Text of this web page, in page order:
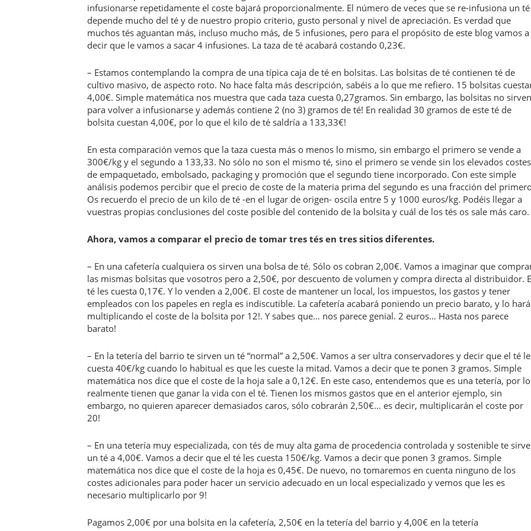
infusionarse repetidamente el coste bajará proporcionalmente. El número de veces que se re-infusiona un té
depende mucho del té y de nuestro propio criterio, gusto personal y nivel de apreciación. Es verdad que
muchos tés aguantan más, incluso mucho más, de 5 infusiones, pero para el propósito de este blog vamos a
decir que le vamos a sacar 4 infusiones. La taza de té acabará costando 0,23€.
– Estamos contemplando la compra de una típica caja de té en bolsitas. Las bolsitas de té contienen té de
cultivo masivo, de aspecto roto. No hace falta más descripción, sabéis a lo que me refiero. 15 bolsitas
4,00€. Simple matemática nos muestra que cada taza cuesta 0,27gramos. Sin embargo, las bolsitas no sirven
para volver a infusionarse y además contiene 2 (no 3) gramos de té! En realidad 30 gramos de este té de
bolsita cuestan 4,00€, por lo que el kilo de té saldría a 133,33€!
En esta comparación vemos que la taza cuesta más o menos lo mismo, sin embargo el primero se vende a
300€/kg y el segundo a 133,33. No sólo no son el mismo té, sino el primero se vende sin los elevados costes
de empaquetado, embolsado, packaging y promoción que el segundo tiene incorporado. Con este simple
análisis podemos percibir que el precio de coste de la materia prima del segundo es una fracción del
Os recuerdo el precio de un kilo de té -en el lugar de origen- oscila entre 5 y 1000 euros/kg. Podéis llegar a
vuestras propias conclusiones del coste posible del contenido de la bolsita y cuál de los tés os sale más caro.
Ahora, vamos a comparar el precio de tomar tres tés en tres sitios diferentes.
– En una cafetería cualquiera os sirven una bolsa de té. Sólo os cobran 2,00€. Vamos a imaginar que
las mismas bolsitas que vosotros pero a 2,50€, por descuento de volumen y compra directa al distribuidor.
té les cuesta 0,17€. Y lo venden a 2,00€. El coste de mantener un local, los impuestos, los gastos y tener
empleados con los papeles en regla es indiscutible. La cafetería acabará poniendo un precio barato, y lo hará
multiplicando el coste de la bolsita por 12!. Y sabes que… nos parece genial. 2 euros… Hasta nos parece
barato!
– En la tetería del barrio te sirven un té “normal” a 2,50€. Vamos a ser ultra conservadores y decir que el té
cuesta 40€/kg cuando lo habitual es que les cueste la mitad. Vamos a decir que te ponen 3 gramos. Simple
matemática nos dice que el coste de la hoja sale a 0,12€. En este caso, entendemos que es una tetería, por lo
realmente tienen que ganar la vida con el té. Tienen los mismos gastos que en el anterior ejemplo, sin
embargo, no quieren aparecer demasiados caros, sólo cobrarán 2,50€… es decir, multiplicarán el coste por
20!
– En una tetería muy especializada, con tés de muy alta gama de procedencia controlada y sostenible te
un té a 4,00€. Vamos a decir que el té les cuesta 150€/kg. Vamos a decir que ponen 3 gramos. Simple
matemática nos dice que el coste de la hoja es 0,45€. De nuevo, no tomaremos en cuenta ninguno de los
costes adicionales para poder hacer un servicio adecuado en un local especializado y vemos que les es
necesario multiplicarlo por 9!
Pagamos 2,00€ por una bolsita en la cafetería, 2,50€ en la tetería del barrio y 4,00€ en la tetería